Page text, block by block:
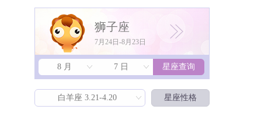
星座配对
狮子座
7月24日-8月23日
8 月 7 日 星座查询
白羊座 3.21-4.20 星座性格